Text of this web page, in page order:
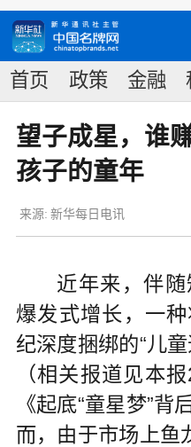
首页 政策 金融
望子成星，谁
孩子的童年
来源: 新华每日电讯
近年来，伴
爆发式增长，一
纪深度捆绑的“儿童
（相关报道见本
《起底“童星梦”
而，由于市场上鱼